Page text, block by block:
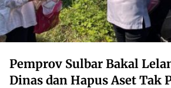
Pemprov Sulbar Bakal
Dinas dan Hapus Aset Tak